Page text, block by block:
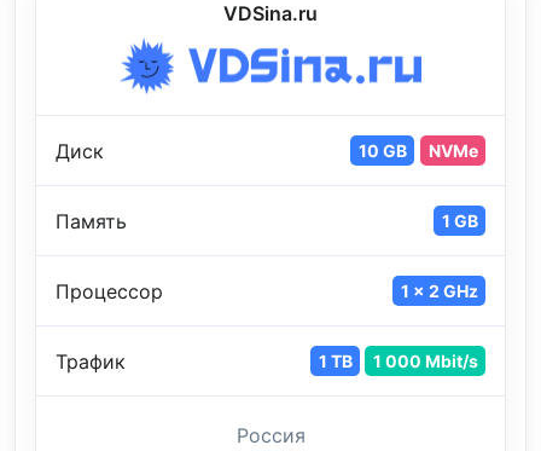
VDSina.ru
Диск 10 GB NVMe
Память 1 GB
Процессор 1 x 2 GHz
Трафик 1 TB 1 000 Mbit/s
Россия